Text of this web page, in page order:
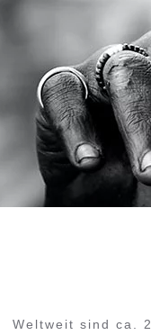
Weltweit sind ca.